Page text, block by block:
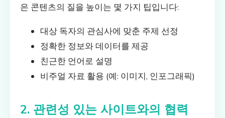
은 콘텐츠의 질을 높이는 몇 가지 팁입니다:
대상 독자의 관심사에 맞춘 주제 선정
정확한 정보와 데이터를 제공
친근한 언어로 설명
비주얼 자료 활용 (예: 이미지, 인포그래픽)
2. 관련성 있는 사이트와의 협력